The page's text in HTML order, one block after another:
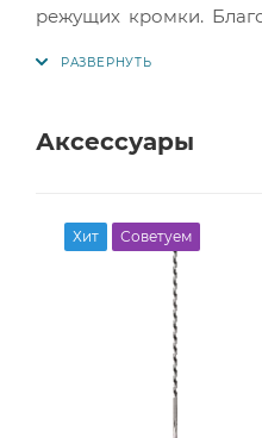
режущих кромки.
Аксессуары
Хит Советуем